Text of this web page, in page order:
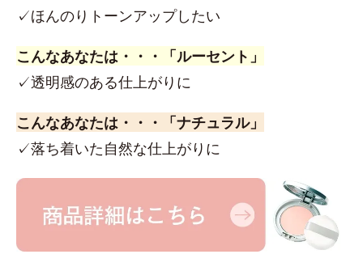
✓ほんのりトーンアップしたい
こんなあなたは・・・「ルーセント」
✓透明感のある仕上がりに
こんなあなたは・・・「ナチュラル」
✓落ち着いた自然な仕上がりに